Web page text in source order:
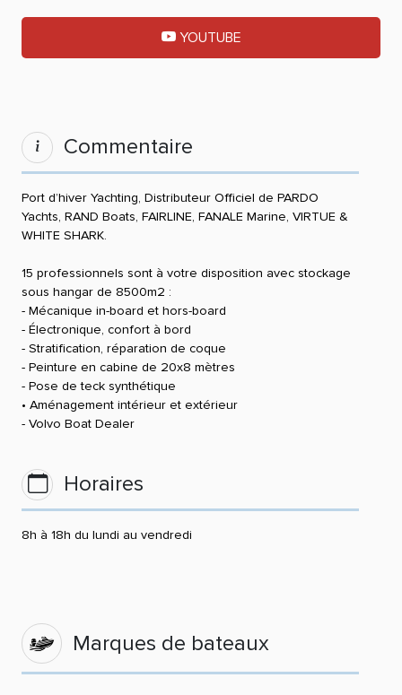
YOUTUBE
Commentaire
Port d’hiver Yachting, Distributeur Officiel de PARDO
Yachts, RAND Boats, FAIRLINE, FANALE Marine, VIRTUE &
WHITE SHARK.
15 professionnels sont à votre disposition avec stockage
sous hangar de 8500m2 :
- Mécanique in-board et hors-board
- Électronique, confort à bord
- Stratification, réparation de coque
- Peinture en cabine de 20x8 mètres
- Pose de teck synthétique
• Aménagement intérieur et extérieur
- Volvo Boat Dealer
Horaires
8h à 18h du lundi au vendredi
Marques de bateaux